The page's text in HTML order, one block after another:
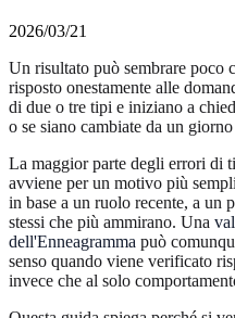
2026/03/21
Un risultato può sembrare poco
risposto onestamente alle
di due o tre tipi e iniziano a
o se siano cambiate da un
La maggior parte degli errori di
avviene per un motivo più
in base a un ruolo recente, a un
stessi che più ammirano. Una
dell'Enneagramma può
senso quando viene verificato
invece che al solo